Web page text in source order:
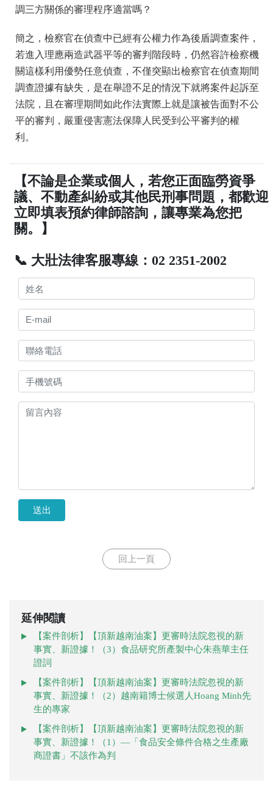
調三方關係的審理程序適當嗎？
簡之，檢察官在偵查中已經有公權力作為後盾調查案件，
若進入理應兩造武器平等的審判階段時，仍然容許檢察機
關這樣利用優勢任意偵查，不僅突顯出檢察官在偵查期間
調查證據有缺失，是在舉證不足的情況下就將案件起訴至
法院，且在審理期間如此作法實際上就是讓被告面對不公
平的審判，嚴重侵害憲法保障人民受到公平審判的權
利。
【不論是企業或個人，若您正面臨勞資爭
議、不動產糾紛或其他民刑事問題，都歡迎
立即填表預約律師諮詢，讓專業為您把
關。】
📞 大壯法律客服專線：02 2351-2002
送出
回上一頁
延伸閱讀
【案件剖析】【頂新越南油案】更審時法院忽視的新
事實、新證據！（3）食品研究所產製中心朱燕華主任
證詞
【案件剖析】【頂新越南油案】更審時法院忽視的新
事實、新證據！（2）越南籍博士候選人Hoang Minh先
生的專家
【案件剖析】【頂新越南油案】更審時法院忽視的新
事實、新證據！（1）—「食品安全條件合格之生產廠
商證書」不該作為判